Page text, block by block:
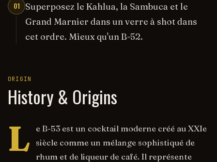
01
Superposez le Kahlua, la Sambuca et le
Grand Marnier dans un verre à shot dans
cet ordre. Mieux qu'un B-52.
ORIGIN
History & Origins
L
e B-53 est un cocktail moderne créé au XXIe
siècle comme un mélange sophistiqué de
rhum et de liqueur de café. Il représente